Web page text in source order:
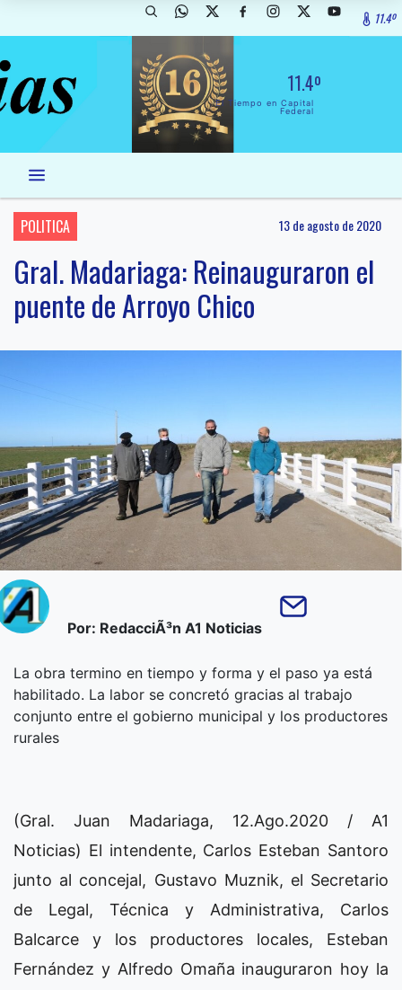
11.4º
11.4º
El Tiempo en Capital
Federal
POLITICA 13 de agosto de 2020
Gral. Madariaga: Reinauguraron el
puente de Arroyo Chico
Por: RedacciÃ³n A1 Noticias
La obra termino en tiempo y forma y el paso ya está
habilitado. La labor se concretó gracias al trabajo
conjunto entre el gobierno municipal y los productores
rurales
(Gral. Juan Madariaga, 12.Ago.2020 / A1
Noticias) El intendente, Carlos Esteban Santoro
junto al concejal, Gustavo Muznik, el Secretario
de Legal, Técnica y Administrativa, Carlos
Balcarce y los productores locales, Esteban
Fernández y Alfredo Omaña inauguraron hoy la